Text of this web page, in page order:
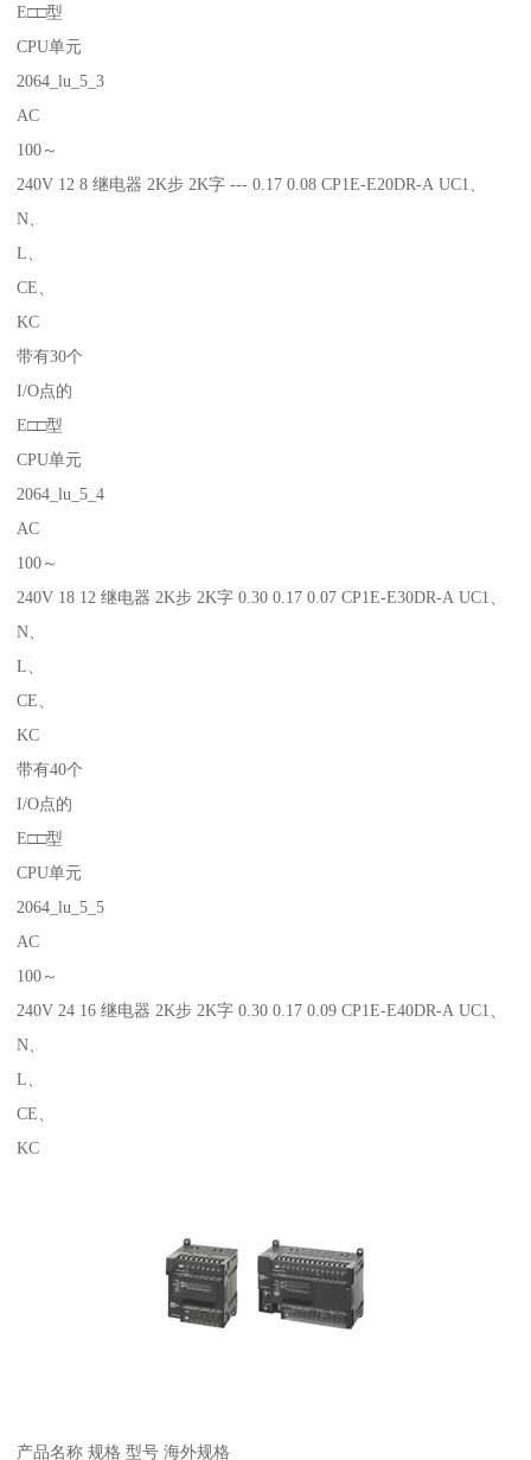
E□□型
CPU单元
2064_lu_5_3
AC
100～
240V 12 8 继电器 2K步 2K字 --- 0.17 0.08 CP1E-E20DR-A UC1、
N、
L、
CE、
KC
带有30个
I/O点的
E□□型
CPU单元
2064_lu_5_4
AC
100～
240V 18 12 继电器 2K步 2K字 0.30 0.17 0.07 CP1E-E30DR-A UC1、
N、
L、
CE、
KC
带有40个
I/O点的
E□□型
CPU单元
2064_lu_5_5
AC
100～
240V 24 16 继电器 2K步 2K字 0.30 0.17 0.09 CP1E-E40DR-A UC1、
N、
L、
CE、
KC
产品名称 规格 型号 海外规格